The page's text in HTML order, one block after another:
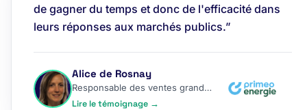
de gagner du temps et donc de l'efficacité dans
leurs réponses aux marchés publics.”
Alice de Rosnay
Responsable des ventes grands comptes
Lire le témoignage →